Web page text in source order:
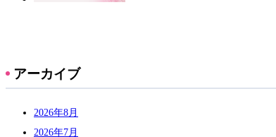
アーカイブ
2026年8月
2026年7月